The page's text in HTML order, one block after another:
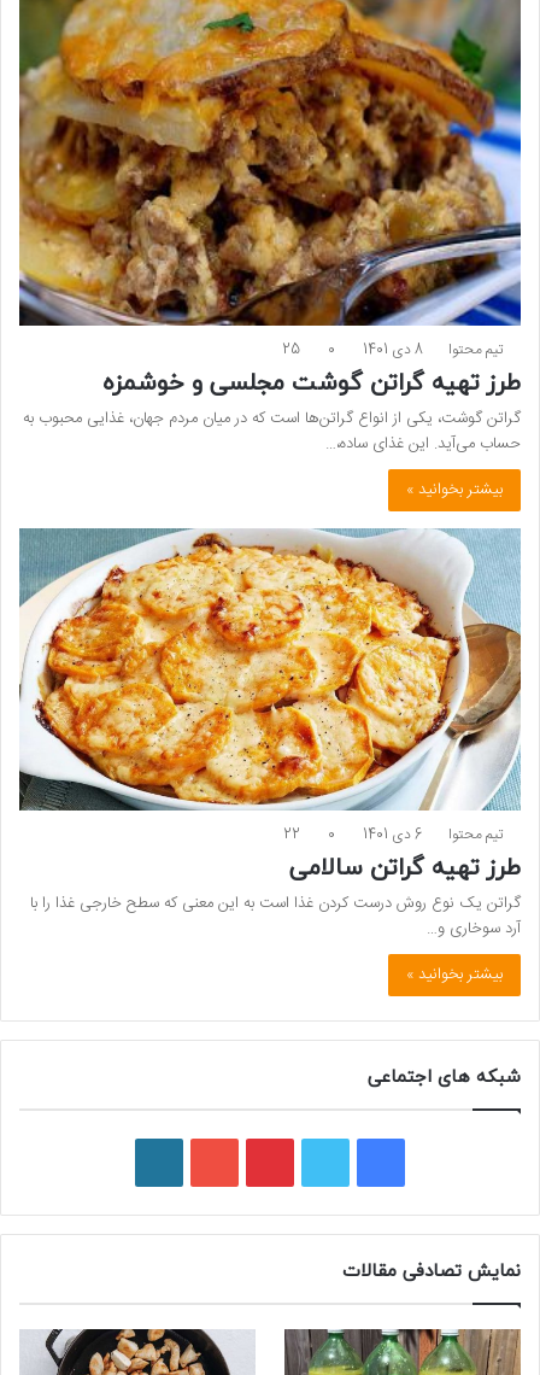
تیم محتوا 8 دی 1401 0
25
طرز تهیه گراتن گوشت مجلسی و خوشمزه
گراتن گوشت، یکی از انواع گراتن‌ها است که در میان مردم جهان، غذایی محبوب به
حساب می‌آید. این غذای ساده،…
بیشتر بخوانید »
تیم محتوا 6 دی 1401 0
22
طرز تهیه گراتن سالامی
گراتن یک نوع روش درست کردن غذا است به این معنی که سطح خارجی غذا را با
آرد سوخاری و…
بیشتر بخوانید »
شبکه های اجتماعی
ی
س
ب
و
و
ی
ت
ی
ت
و
ی
و
ر
پ
ر
نمایش تصادفی مقالات